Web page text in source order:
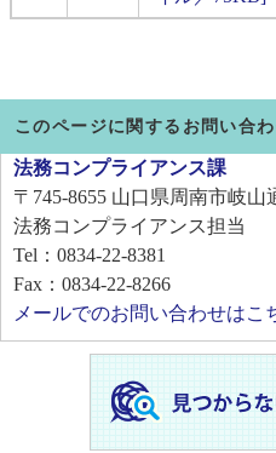
このページに関するお問い合
法務コンプライアンス課
〒745-8655 山口県周南市岐
法務コンプライアンス担当
Tel：0834-22-8381
Fax：0834-22-8266
メールでのお問い合わせはこ